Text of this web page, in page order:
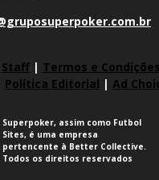
Staff| Termos e Condições
Política Editorial | Ad
Superpoker, assim como Futbol
Sites, é uma empresa
pertencente à Better Collective.
Todos os direitos reservados